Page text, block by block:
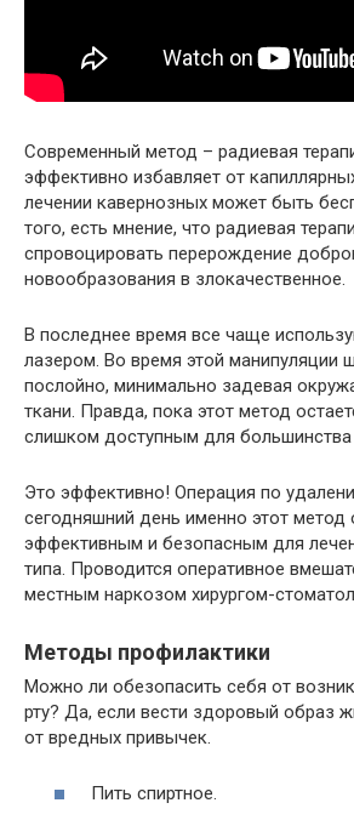
Современный метод – радиевая
эффективно избавляет от
лечении кавернозных может быть
того, есть мнение, что радиевая
спровоцировать перерождение
новообразования в злокачественное.
В последнее время все чаще
лазером. Во время этой манипуляции
послойно, минимально задевая
ткани. Правда, пока этот метод
слишком доступным для большинства
Это эффективно! Операция по
сегодняшний день именно этот метод
эффективным и безопасным для
типа. Проводится оперативное
местным наркозом хирургом-
Методы профилактики
Можно ли обезопасить себя от
рту? Да, если вести здоровый образ
от вредных привычек.
Пить спиртное.